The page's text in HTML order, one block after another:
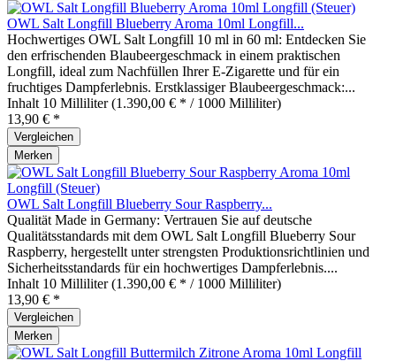
OWL Salt Longfill Blueberry Aroma 10ml Longfill...
Hochwertiges OWL Salt Longfill 10 ml in 60 ml: Entdecken Sie
den erfrischenden Blaubeergeschmack in einem praktischen
Longfill, ideal zum Nachfüllen Ihrer E-Zigarette und für ein
fruchtiges Dampferlebnis. Erstklassiger Blaubeergeschmack:...
Inhalt 10 Milliliter(1.390,00 € * / 1000 Milliliter)
13,90 € *
Vergleichen
Merken
OWL Salt Longfill Blueberry Sour Raspberry...
Qualität Made in Germany: Vertrauen Sie auf deutsche
Qualitätsstandards mit dem OWL Salt Longfill Blueberry Sour
Raspberry, hergestellt unter strengsten Produktionsrichtlinien und
Sicherheitsstandards für ein hochwertiges Dampferlebnis....
Inhalt 10 Milliliter(1.390,00 € * / 1000 Milliliter)
13,90 € *
Vergleichen
Merken